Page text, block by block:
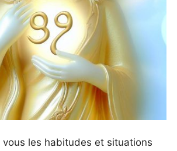
les habitudes et situations